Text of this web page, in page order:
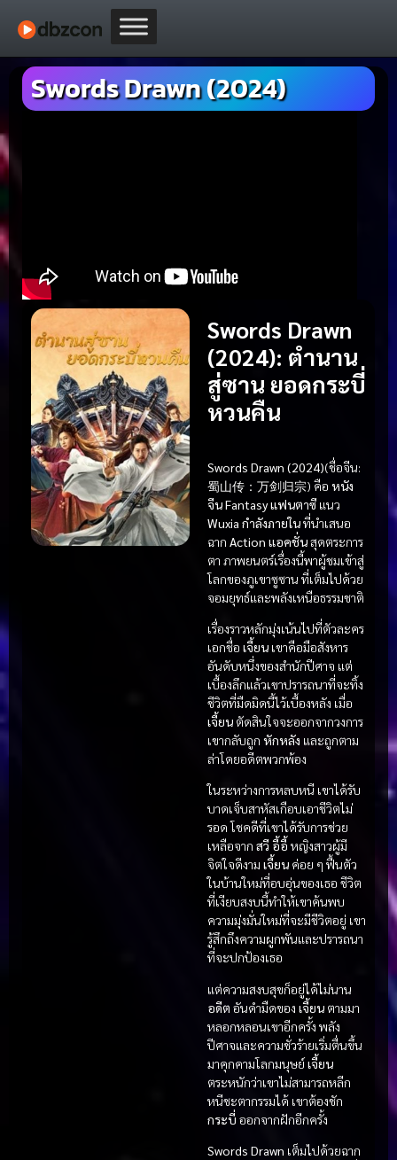
Swords Drawn (2024)
Swords Drawn
(2024): ตำนาน
สู่ซาน ยอดกระบี่
หวนคืน
Swords Drawn (2024)(ชื่อจีน:
蜀山传：万剑归宗) คือ หนัง
จีน Fantasy แฟนตาซี แนว
Wuxia กำลังภายในที่นำเสนอ
ฉาก Action แอคชั่นสุดตระการ
ตา ภาพยนตร์เรื่องนี้พาผู้ชมเข้าสู่
โลกของภูเขาซูซาน ที่เต็มไปด้วย
จอมยุทธ์และพลังเหนือธรรมชาติ
เรื่องราวหลักมุ่งเน้นไปที่ตัวละคร
เอกชื่อ เจี้ยน เขาคือมือสังหาร
อันดับหนึ่งของสำนักปีศาจ แต่
เบื้องลึกแล้วเขาปรารถนาที่จะทิ้ง
ชีวิตที่มืดมิดนี้ไว้เบื้องหลัง เมื่อ
เจี้ยน ตัดสินใจจะออกจากวงการ
เขากลับถูก หักหลัง และถูกตาม
ล่าโดยอดีตพวกพ้อง
ในระหว่างการหลบหนี เขาได้รับ
บาดเจ็บสาหัสเกือบเอาชีวิตไม่
รอด โชคดีที่เขาได้รับการช่วย
เหลือจาก สวี อี้อี้ หญิงสาวผู้มี
จิตใจดีงาม เจี้ยน ค่อย ๆ ฟื้นตัว
ในบ้านใหม่ที่อบอุ่นของเธอ ชีวิต
ที่เงียบสงบนี้ทำให้เขาค้นพบ
ความมุ่งมั่นใหม่ที่จะมีชีวิตอยู่ เขา
รู้สึกถึงความผูกพันและปรารถนา
ที่จะปกป้องเธอ
แต่ความสงบสุขก็อยู่ได้ไม่นาน
อดีต อันดำมืดของ เจี้ยน ตามมา
หลอกหลอนเขาอีกครั้ง พลัง
ปีศาจและความชั่วร้ายเริ่มตื่นขึ้น
มาคุกคามโลกมนุษย์เจี้ยน
ตระหนักว่าเขาไม่สามารถหลีก
หนีชะตากรรมได้ เขาต้องชัก
กระบี่ ออกจากฝักอีกครั้ง
Swords Drawn เต็มไปด้วยฉาก